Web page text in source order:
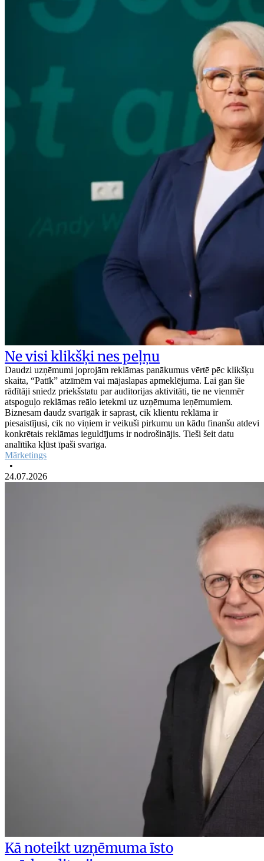
Ne visi klikšķi nes peļņu
Daudzi uzņēmumi joprojām reklāmas panākumus vērtē pēc klikšķu
skaita, “Patīk” atzīmēm vai mājaslapas apmeklējuma. Lai gan šie
rādītāji sniedz priekšstatu par auditorijas aktivitāti, tie ne vienmēr
atspoguļo reklāmas reālo ietekmi uz uzņēmuma ieņēmumiem.
Biznesam daudz svarīgāk ir saprast, cik klientu reklāma ir
piesaistījusi, cik no viņiem ir veikuši pirkumu un kādu finanšu atdevi
konkrētais reklāmas ieguldījums ir nodrošinājis. Tieši šeit datu
analītika kļūst īpaši svarīga.
Mārketings
•
24.07.2026
Kā noteikt uzņēmuma īsto